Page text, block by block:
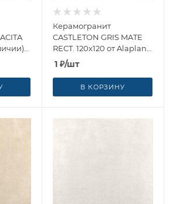
Керамогранит
CASTLETON GRIS MATE
RECT. 120x120 от Alaplana
(Испания)
1 ₽/шт
В КОРЗИНУ